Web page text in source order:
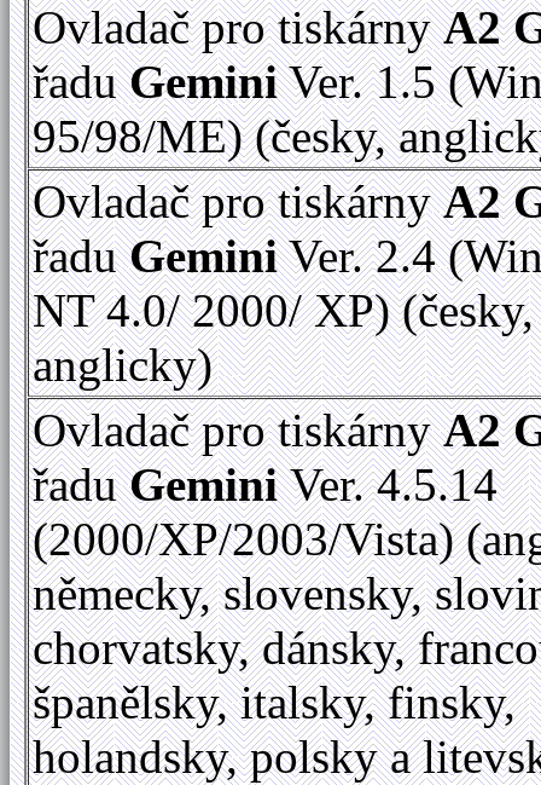
Ovladač pro tiskárnyA2
řaduGeminiVer. 1.5
95/98/ME) (česky,
Ovladač pro tiskárnyA2
řaduGeminiVer. 2.4
NT 4.0/ 2000/ XP) (česky,
anglicky)
Ovladač pro tiskárnyA2
řaduGeminiVer. 4.5.14
(2000/XP/2003/Vista)
německy, slovensky,
chorvatsky, dánsky,
španělsky, italsky, finsky,
holandsky, polsky a